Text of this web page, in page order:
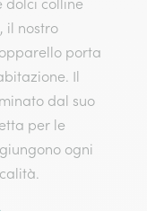
dolci colline
il nostro
porta
Il
dal suo
per le
ogni